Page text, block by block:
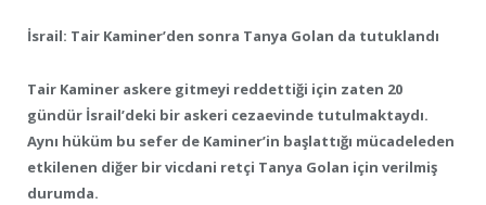
İsrail: Tair Kaminer’den sonra Tanya Golan da tutuklandı
Tair Kaminer askere gitmeyi reddettiği için zaten 20
gündür İsrail’deki bir askeri cezaevinde tutulmaktaydı.
Aynı hüküm bu sefer de Kaminer’in başlattığı mücadeleden
etkilenen diğer bir vicdani retçi Tanya Golan için verilmiş
durumda.